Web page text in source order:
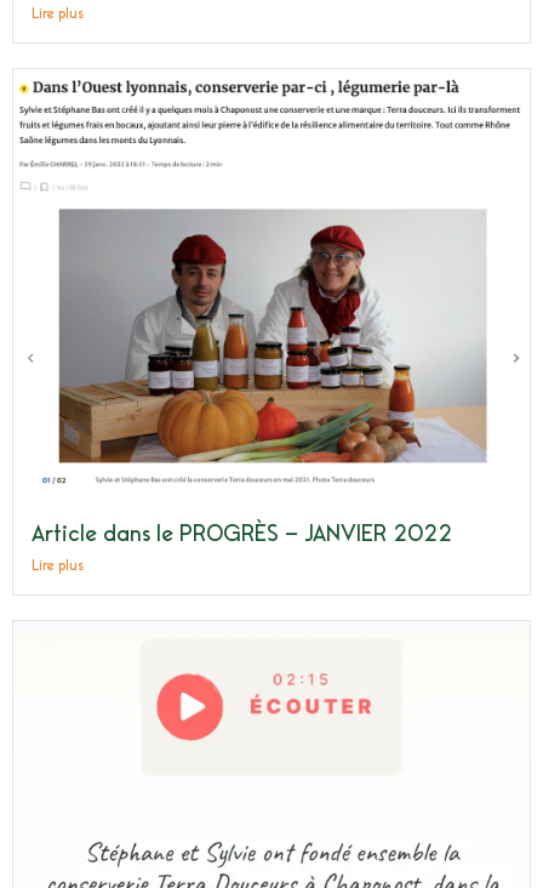
Lire plus
Article dans le PROGRÈS – JANVIER 2022
Lire plus